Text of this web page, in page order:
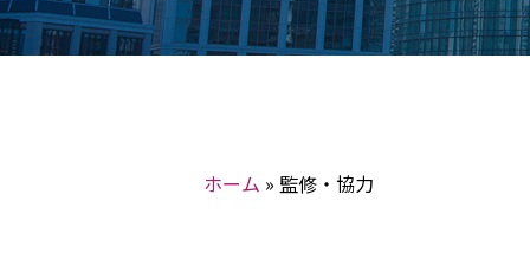
ホーム » 監修・協力